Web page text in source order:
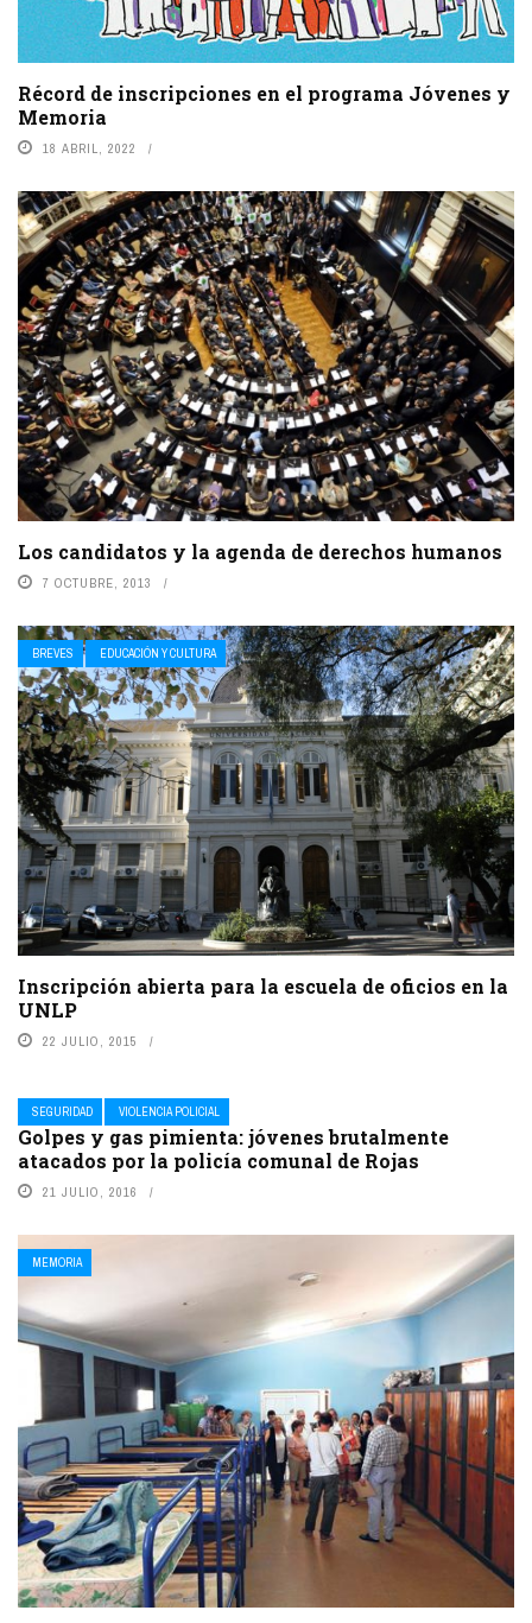
Récord de inscripciones en el programa Jóvenes y
Memoria
18 ABRIL, 2022
Los candidatos y la agenda de derechos humanos
7 OCTUBRE, 2013
BREVES EDUCACIÓN Y CULTURA
Inscripción abierta para la escuela de oficios en la
UNLP
22 JULIO, 2015
SEGURIDAD VIOLENCIA POLICIAL
Golpes y gas pimienta: jóvenes brutalmente
atacados por la policía comunal de Rojas
21 JULIO, 2016
MEMORIA